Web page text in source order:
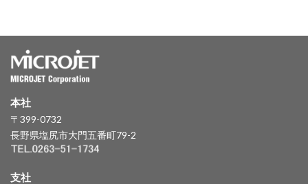
本社
〒399-0732
長野県塩尻市大門五番町79-2
支社